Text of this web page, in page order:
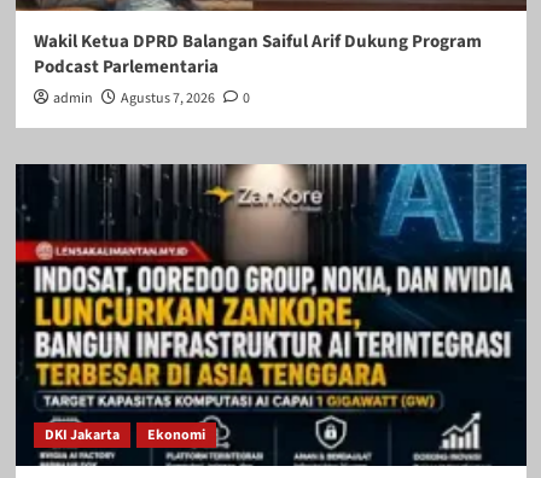
Wakil Ketua DPRD Balangan Saiful Arif Dukung Program
Podcast Parlementaria
admin Agustus 7, 2026 0
DKI Jakarta Ekonomi